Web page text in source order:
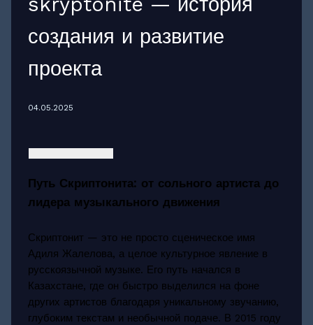
создания и развитие
проекта
04.05.2025
Путь Скриптонита: от сольного артиста до
лидера музыкального движения
Скриптонит — это не просто сценическое имя
Адиля Жалелова, а целое культурное явление в
русскоязычной музыке. Его путь начался в
Казахстане, где он быстро выделился на фоне
других артистов благодаря уникальному звучанию,
глубоким текстам и необычной подаче. В 2015 году